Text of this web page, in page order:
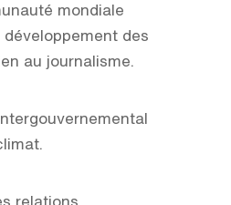
mondiale
développement des
au journalisme.
relations